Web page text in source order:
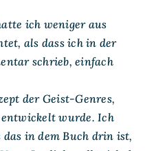
ich weniger aus
als dass ich in der
schrieb, einfach
der Geist-Genres,
wurde. Ich
das in dem Buch drin ist,